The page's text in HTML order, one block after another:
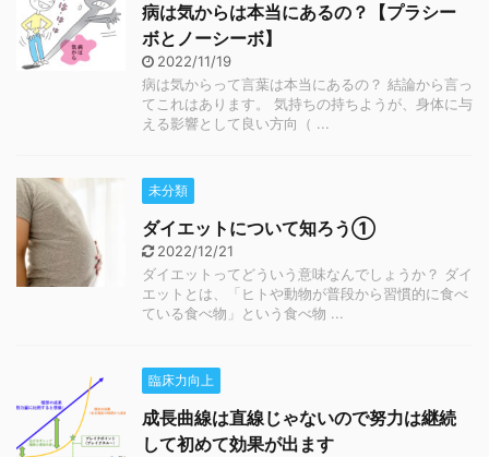
病は気からは本当にあるの？【プラシー
ボとノーシーボ】
2022/11/19
病は気からって言葉は本当にあるの？ 結論から言っ
てこれはあります。 気持ちの持ちようが、身体に与
える影響として良い方向（ ...
未分類
ダイエットについて知ろう①
2022/12/21
ダイエットってどういう意味なんでしょうか？ ダイ
エットとは、「ヒトや動物が普段から習慣的に食べ
ている食べ物」という食べ物 ...
臨床力向上
成長曲線は直線じゃないので努力は継続
して初めて効果が出ます